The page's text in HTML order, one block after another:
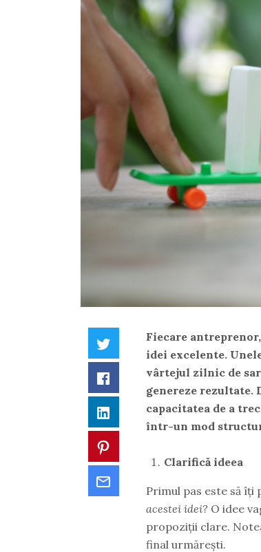
Twitter
Facebook
LinkedIn
Fiecare
idei excelente.
vârtejul zilnic de
genereze rezultate.
capacitatea de a
într-un mod
Clarifică ideea
Primul pas este să îți
acestei idei? O idee
propoziții clare.
final urmărești.